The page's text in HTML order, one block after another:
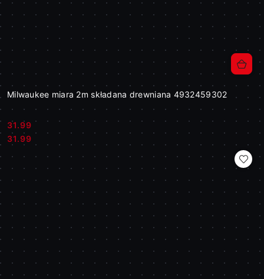
Milwaukee miara 2m składana drewniana 4932459302
Cena:
31.99
Cena:
31.99